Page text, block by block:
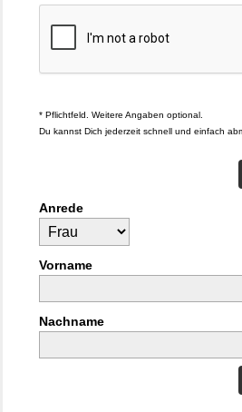
* Pflichtfeld. Weitere Angaben optional.
Du kannst Dich jederzeit schnell und einfach
Anrede
Vorname
Nachname